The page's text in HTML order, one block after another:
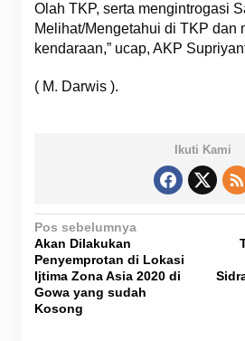
Olah TKP, serta mengintrogasi
Melihat/Mengetahui di TKP dan
kendaraan,” ucap, AKP
( M. Darwis ).
Ikuti Kami
N
a
v
i
Pos sebelumnya
Akan Dilakukan
Penyemprotan di Lokasi
Ijtima Zona Asia 2020 di
Gowa yang sudah
Kosong